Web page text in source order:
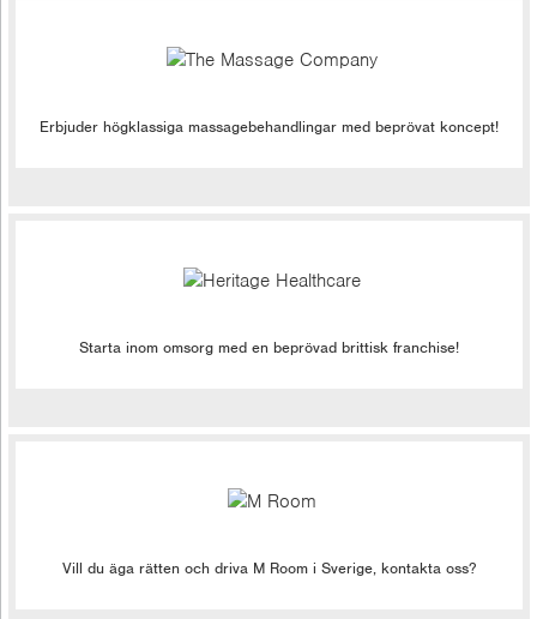
Erbjuder högklassiga massagebehandlingar med beprövat koncept!
Starta inom omsorg med en beprövad brittisk franchise!
Vill du äga rätten och driva M Room i Sverige, kontakta oss?